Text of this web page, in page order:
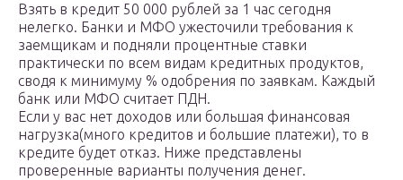
Взять в кредит 50 000 рублей за 1 час сегодня
нелегко. Банки и МФО ужесточили требования к
заемщикам и подняли процентные ставки
практически по всем видам кредитных продуктов,
сводя к минимуму % одобрения по заявкам. Каждый
банк или МФО считает ПДН.
Если у вас нет доходов или большая финансовая
нагрузка(много кредитов и большие платежи), то в
кредите будет отказ. Ниже представлены
проверенные варианты получения денег.